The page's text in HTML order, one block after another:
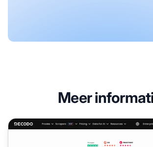
Meer
Smartproxy Affiliate Programma